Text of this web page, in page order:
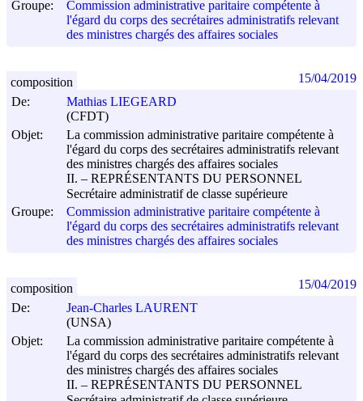
Groupe:
Commission administrative paritaire compétente à
l'égard du corps des secrétaires administratifs relevant
des ministres chargés des affaires sociales
De:
Mathias LIEGEARD
(CFDT)
Objet:
La commission administrative paritaire compétente à
l'égard du corps des secrétaires administratifs relevant
des ministres chargés des affaires sociales
II. – REPRÉSENTANTS DU PERSONNEL
Secrétaire administratif de classe supérieure
Groupe:
Commission administrative paritaire compétente à
l'égard du corps des secrétaires administratifs relevant
des ministres chargés des affaires sociales
composition 15/04/2019
De:
Jean-Charles LAURENT
(UNSA)
Objet:
La commission administrative paritaire compétente à
l'égard du corps des secrétaires administratifs relevant
des ministres chargés des affaires sociales
II. – REPRÉSENTANTS DU PERSONNEL
composition 15/04/2019